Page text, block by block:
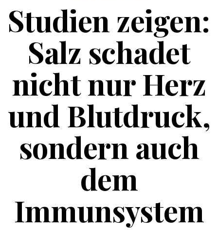
Studien zeigen:
Salz schadet
nicht nur Herz
und Blutdruck,
sondern auch
dem
Immunsystem